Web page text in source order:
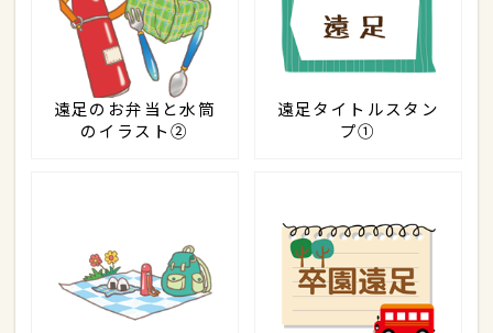
遠足のお弁当と水筒
のイラスト②
遠足タイトルスタン
プ①